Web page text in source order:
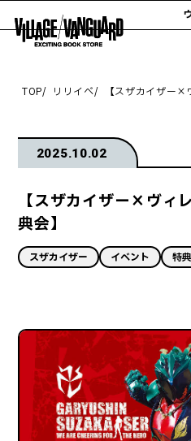
ヴ
TOP リリイベ 【スザカイザー×
2025.10.02
【スザカイザー×ヴィ
典会】
スザカイザー イベント 特